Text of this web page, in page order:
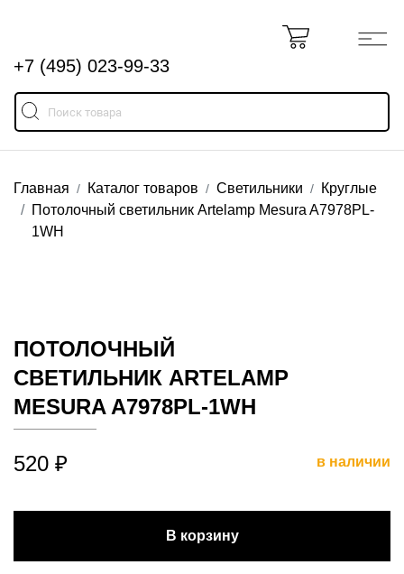
+7 (495) 023-99-33
Главная Каталог товаров Светильники
Круглые
Потолочный светильник Artelamp Mesura A7978PL-
1WH
ПОТОЛОЧНЫЙ
СВЕТИЛЬНИК ARTELAMP
MESURA A7978PL-1WH
520 ₽ в наличии
В корзину